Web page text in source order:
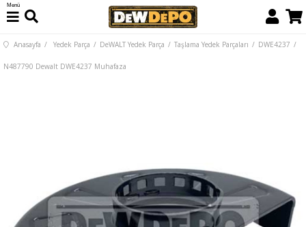
Menü
Anasayfa Yedek Parça DeWALT Yedek Parça Taşlama Yedek Parçaları DWE4237
N487790 Dewalt DWE4237 Muhafaza